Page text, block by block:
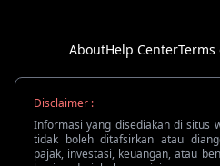
AboutHelp CenterTerms
Disclaimer :
Informasi yang disediakan di situs
tidak boleh ditafsirkan atau
pajak, investasi, keuangan, atau